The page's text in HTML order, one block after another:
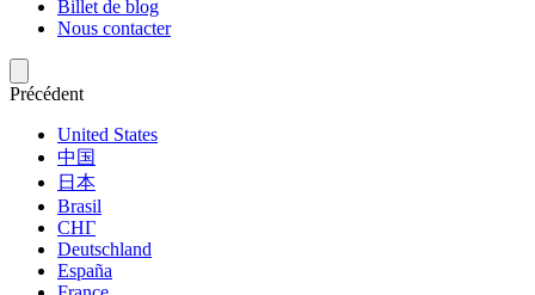
Billet de blog
Nous contacter
Précédent
United States
中国
日本
Brasil
СНГ
Deutschland
España